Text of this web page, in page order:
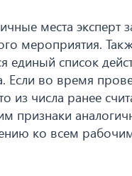
места эксперт
мероприятия.
единый список
Если во время
из числа ранее
ко всем